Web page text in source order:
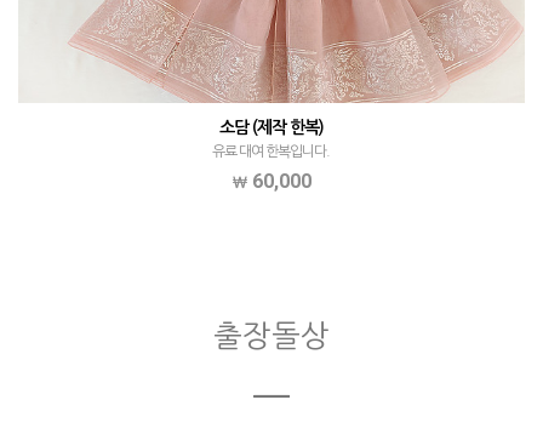
소담 (제작 한복)
유료 대여 한복입니다.
60,000
출장돌상
ㅡ